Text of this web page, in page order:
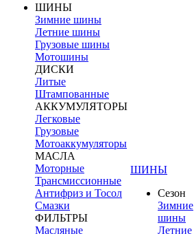
ШИНЫ
Зимние шины
Летние шины
Грузовые шины
Мотошины
ДИСКИ
Литые
Штампованные
АККУМУЛЯТОРЫ
Легковые
Грузовые
Мотоаккумуляторы
МАСЛА
Моторные
Трансмиссионные
Антифриз и Тосол
Смазки
ФИЛЬТРЫ
Масляные
ШИНЫ
Сезон
Зимние
шины
Летние